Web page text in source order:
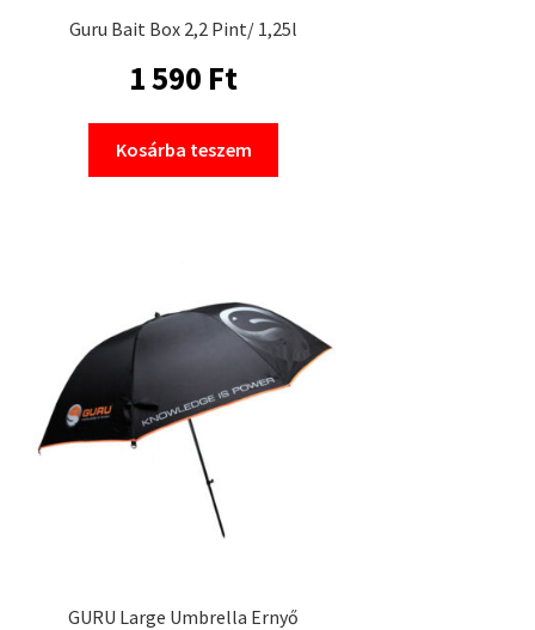
Guru Bait Box 2,2 Pint/ 1,25l
1 590 Ft
Kosárba teszem
GURU Large Umbrella Ernyő